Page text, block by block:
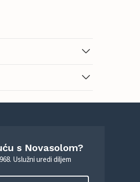
s Novasolom?
Uslužni uredi diljem